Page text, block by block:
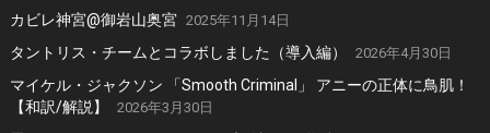
カビレ神宮@御岩山奥宮 2025年11月14日
タントリス・チームとコラボしました（導入編） 2026年4月30日
マイケル・ジャクソン 「Smooth Criminal」 アニーの正体に鳥肌！
【和訳/解説】
2026年3月30日